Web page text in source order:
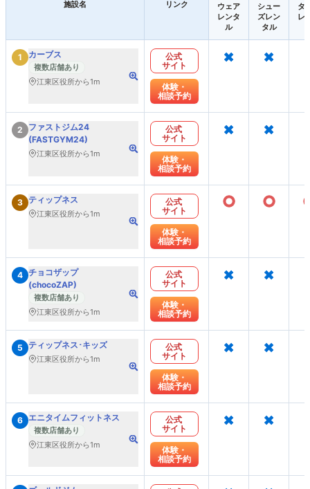
施設名 リンク
ウェア
レンタ
ル
シュー
ズレン
タル
タ
レ
1 カーブス
複数店舗あり
江東区役所から1m
公式
サイト
体験・
相談予約
× ×
2
ファストジム24
(FASTGYM24)
江東区役所から1m
公式
サイト
体験・
相談予約
× ×
3 ティップネス
江東区役所から1m
公式
サイト
体験・
相談予約
○ ○
4 チョコザップ
(chocoZAP)
複数店舗あり
江東区役所から1m
公式
サイト
体験・
相談予約
× ×
5 ティップネス･キッズ
江東区役所から1m
公式
サイト
体験・
相談予約
× ×
6 エニタイムフィットネス
複数店舗あり
江東区役所から1m
公式
サイト
体験・
相談予約
× ×